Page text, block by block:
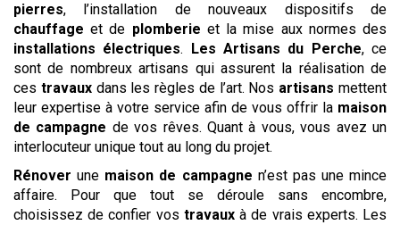
pierres, l’installation de nouveaux dispositifs de
chauffage et de plomberie et la mise aux normes des
installations électriques. Les Artisans du Perche, ce
sont de nombreux artisans qui assurent la réalisation de
ces travauxdans les règles de l’art. Nos artisans mettent
leur expertise à votre service afin de vous offrir la maison
de campagne de vos rêves. Quant à vous, vous avez un
interlocuteur unique tout au long du projet.
Rénover une maison de campagne n’est pas une mince
affaire. Pour que tout se déroule sans encombre,
choisissez de confier vos travauxà de vrais experts. Les